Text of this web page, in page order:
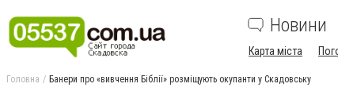
Новини
Карта міста
Головна Банери про «вивчення Біблії» розміщують окупанти у Скадовську